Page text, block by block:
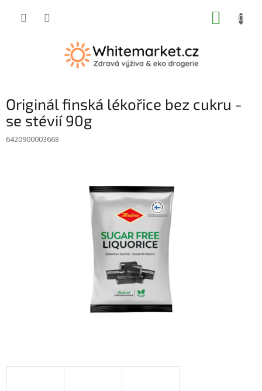
Originál finská lékořice bez cukru -
se stévií 90g
6420900003668